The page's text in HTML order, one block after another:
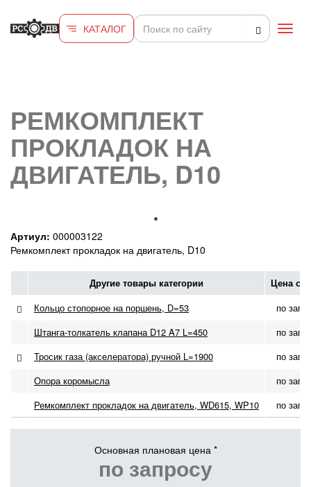
КАТАЛОГ
РЕМКОМПЛЕКТ
ПРОКЛАДОК НА
ДВИГАТЕЛЬ, D10
Артиул: 000003122
Ремкомплект прокладок на двигатель, D10
Другие товары категории Цена с
Кольцо стопорное на поршень, D=53
по
Штанга-толкатель клапана D12 A7 L=450
по
Тросик газа (акселератора) ручной L=1900
по
Опора коромысла
по
Ремкомплект прокладок на двигатель, WD615, WP10
по
Основная плановая цена *
по запросу